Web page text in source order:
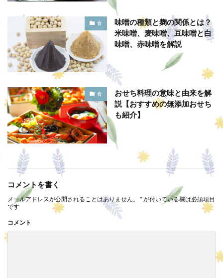
食
味噌の種類と麹の関係とは？
米味噌、麦味噌、豆味噌と白
味噌、赤味噌を解説
食
おせち料理の意味と由来を解
説【おすすめの無添加おせち
も紹介】
コメントを書く
メールアドレスが公開されることはありません。 *が付いている欄は必須項目
です
コメント